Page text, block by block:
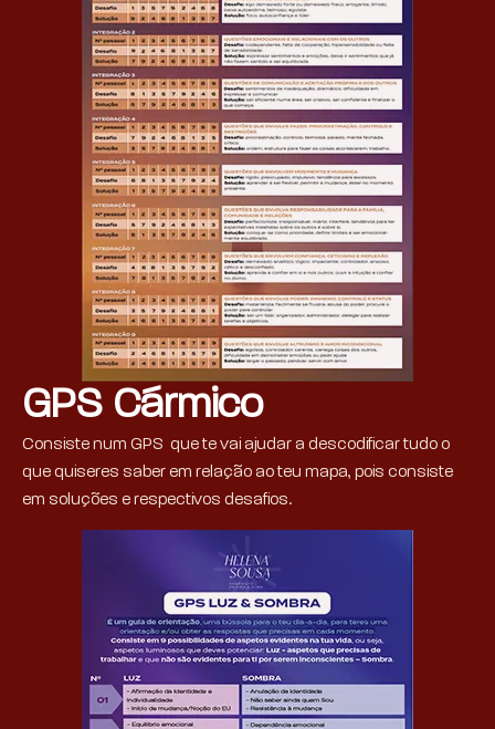
GPS Cármico
Consiste num GPS que te vai ajudar a descodificar tudo o
que quiseres saber em relação ao teu mapa, pois consiste
em soluções e respectivos desafios.